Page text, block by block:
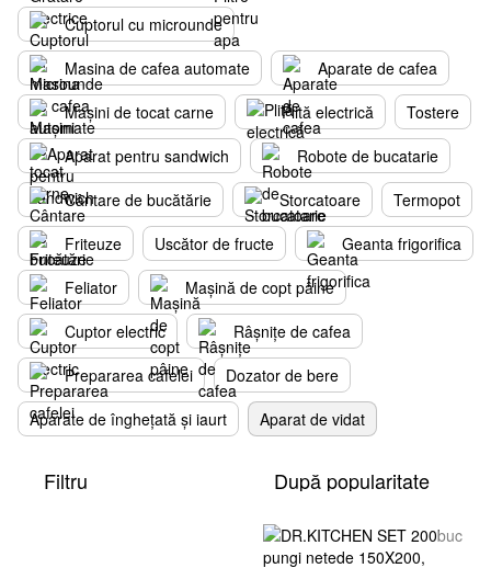
Cuptorul cu microunde
Masina de cafea automate
Aparate de cafea
Mașini de tocat carne
Plită electrică
Tostere
Aparat pentru sandwich
Robote de bucatarie
Cântare de bucătărie
Storcatoare
Termopot
Friteuze
Uscător de fructe
Geanta frigorifica
Feliator
Mașină de copt pâine
Cuptor electric
Râșnițe de cafea
Prepararea cafelei
Dozator de bere
Aparate de înghețată și iaurt
Aparat de vidat
Filtru După popularitate